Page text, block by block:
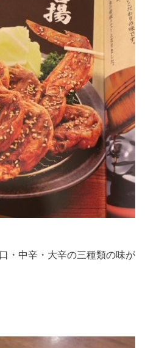
・中辛・大辛の三種類の味が